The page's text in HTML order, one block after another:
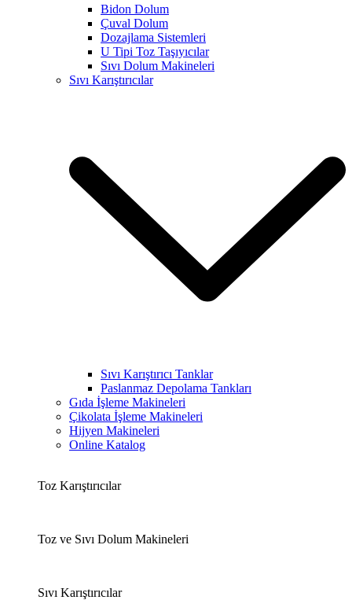
Bidon Dolum
Çuval Dolum
Dozajlama Sistemleri
U Tipi Toz Taşıyıcılar
Sıvı Dolum Makineleri
Sıvı Karıştırıcılar
Sıvı Karıştırıcı Tanklar
Paslanmaz Depolama Tankları
Gıda İşleme Makineleri
Çikolata İşleme Makineleri
Hijyen Makineleri
Online Katalog
Toz Karıştırıcılar
Toz ve Sıvı Dolum Makineleri​
Sıvı Karıştırıcılar